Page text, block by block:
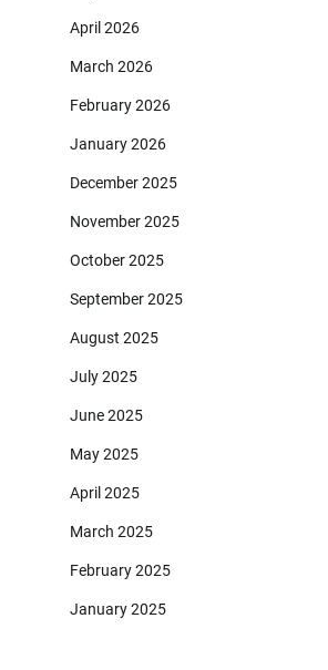
April 2026
March 2026
February 2026
January 2026
December 2025
November 2025
October 2025
September 2025
August 2025
July 2025
June 2025
May 2025
April 2025
March 2025
February 2025
January 2025